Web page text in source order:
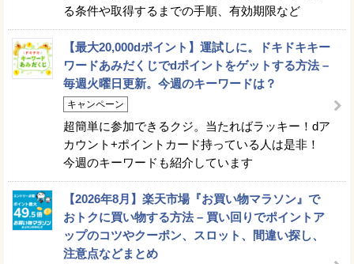
る条件や取得するまでの手順、有効期限など
【最大20,000dポイント】運試しに。ドキドキキー
ワードあみだくじでdポイントをゲットする方法 –
毎週火曜日更新。今週のキーワードは？
キャンペーン
超簡単に参加できるクジ。当たればラッキー！dア
カウント+ポイントカード持っている人は是非！
今週のキーワードも紹介しています
【2026年8月】楽天市場『お買い物マラソン』で
おトクに買い物する方法 – 買い回りでポイントア
ップのコツやクーポン、スロット、間違い探し、
注意点などまとめ